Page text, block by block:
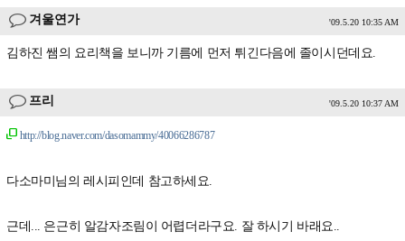
겨울연가 '09.5.20 10:35 AM
김하진 쌤의 요리책을 보니까 기름에 먼저 튀긴다음에 졸이시던데요.
프리 '09.5.20 10:37 AM
http://blog.naver.com/dasomammy/40066286787
다소마미님의 레시피인데 참고하세요.
근데... 은근히 알감자조림이 어렵더라구요. 잘 하시기 바래요..